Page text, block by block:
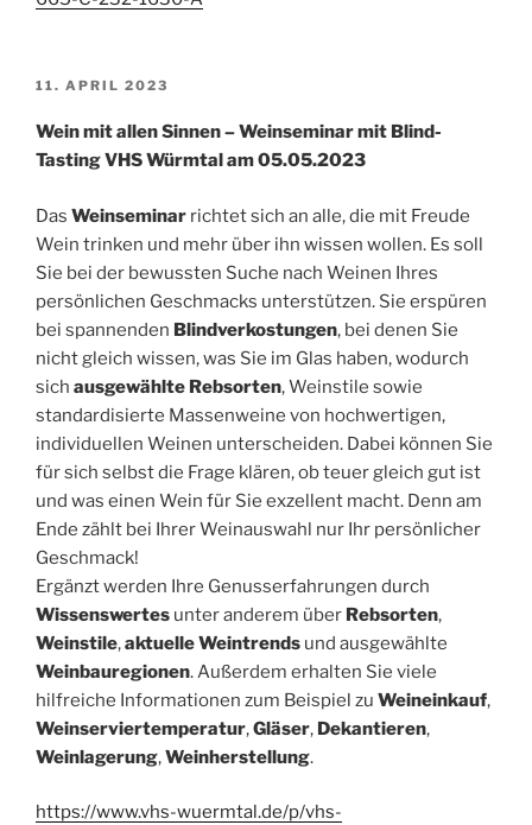
VERÖFFENTLICHT
11. APRIL 2023
Wein mit allen Sinnen – Weinseminar mit Blind-
Tasting VHS Würmtal am 05.05.2023
Das Weinseminar richtet sich an alle, die mit Freude
Wein trinken und mehr über ihn wissen wollen. Es soll
Sie bei der bewussten Suche nach Weinen Ihres
persönlichen Geschmacks unterstützen. Sie erspüren
bei spannenden Blindverkostungen, bei denen Sie
nicht gleich wissen, was Sie im Glas haben, wodurch
sich ausgewählte Rebsorten, Weinstile sowie
standardisierte Massenweine von hochwertigen,
individuellen Weinen unterscheiden. Dabei können Sie
für sich selbst die Frage klären, ob teuer gleich gut ist
und was einen Wein für Sie exzellent macht. Denn am
Ende zählt bei Ihrer Weinauswahl nur Ihr persönlicher
Geschmack!
Ergänzt werden Ihre Genusserfahrungen durch
Wissenswertes unter anderem über Rebsorten,
Weinstile,aktuelle Weintrends und ausgewählte
Weinbauregionen. Außerdem erhalten Sie viele
hilfreiche Informationen zum Beispiel zu Weineinkauf,
Weinserviertemperatur,Gläser, Dekantieren,
Weinlagerung,Weinherstellung.
https://www.vhs-wuermtal.de/p/vhs-